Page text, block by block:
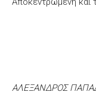
ΑΛΕΞΑΝΔΡΟΣ